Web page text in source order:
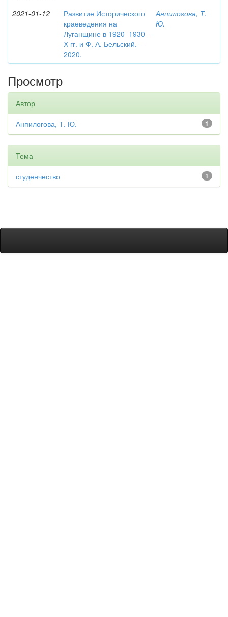
2021-01-12
Развитие Исторического
краеведения на
Луганщине в 1920–1930-
Х гг. и Ф. А. Бельский. –
2020.
Анпилогова, Т.
Ю.
Просмотр
Автор
1
Анпилогова, Т. Ю.
Тема
1
студенчество